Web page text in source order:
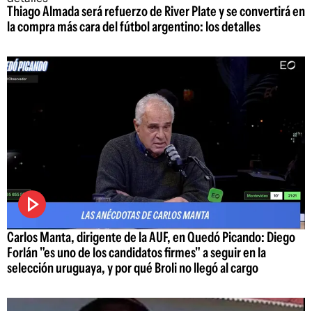
Thiago Almada será refuerzo de River Plate y se convertirá en
la compra más cara del fútbol argentino: los detalles
Carlos Manta, dirigente de la AUF, en Quedó Picando: Diego
Forlán "es uno de los candidatos firmes" a seguir en la
selección uruguaya, y por qué Broli no llegó al cargo